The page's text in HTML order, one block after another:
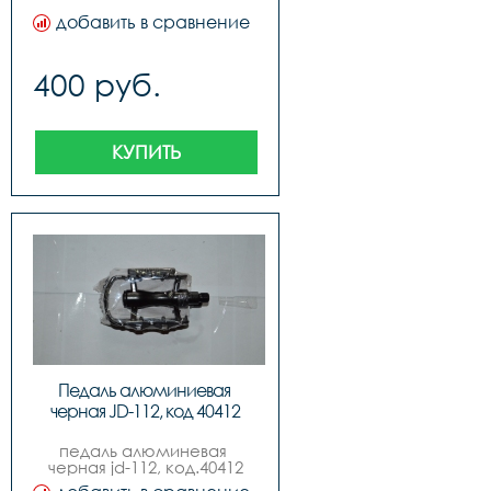
добавить в сравнение
400 руб.
КУПИТЬ
Педаль алюминиевая
черная JD-112, код 40412
педаль алюминевая
черная jd-112, код.40412